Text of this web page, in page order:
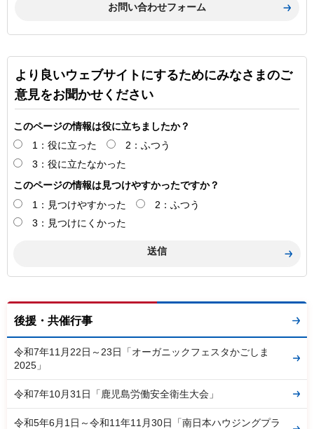
より良いウェブサイトにするためにみなさまのご
意見をお聞かせください
このページの情報は役に立ちましたか？
1：役に立った
2：ふつう
3：役に立たなかった
このページの情報は見つけやすかったですか？
1：見つけやすかった
2：ふつう
3：見つけにくかった
後援・共催行事
令和7年11月22日～23日「オーガニックフェスタかごしま
2025」
令和7年10月31日「鹿児島労働安全衛生大会」
令和5年6月1日～令和11年11月30日「南日本ハウジングプラ